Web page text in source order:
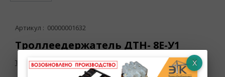
Артикул : 00000001632
Троллеедержатель ДТН- 8Е-У1
Товар в наличии